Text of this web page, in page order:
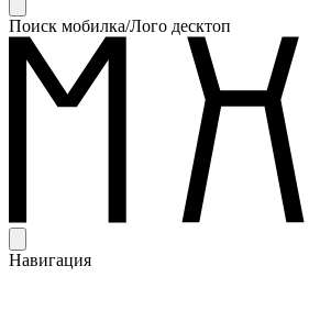
Поиск мобилка/Лого десктоп
Навигация